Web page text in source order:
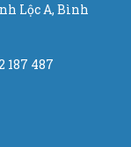
Lộc A, Bình
187 487